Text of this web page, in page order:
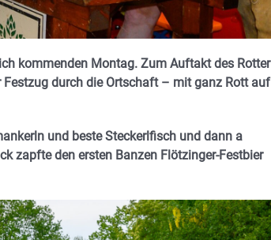
kommenden Montag. Zum Auftakt des Rotter
durch die Ortschaft – mit ganz Rott auf
und beste Steckerlfisch und dann a
zapfte den ersten Banzen Flötzinger-Festbier